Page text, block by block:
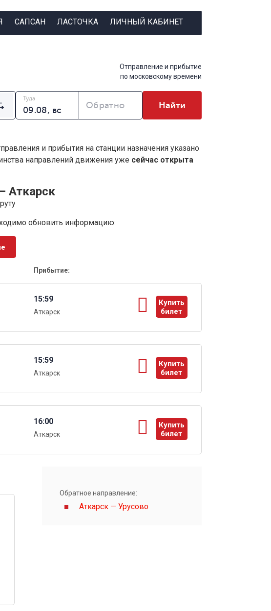
САПСАН ЛАСТОЧКА ЛИЧНЫЙ КАБИНЕТ
Отправление и прибытие
по московскому времени
Туда
Обратно Найти
и прибытия на станции назначения указано
направлений движения уже сейчас открыта
Аткарск
обновить информацию:
Прибытие:
15:59
Аткарск
Купить
билет
ы
15:59
Аткарск
Купить
билет
ы
16:00
Аткарск
Купить
билет
ы
Обратное направление:
Аткарск — Урусово